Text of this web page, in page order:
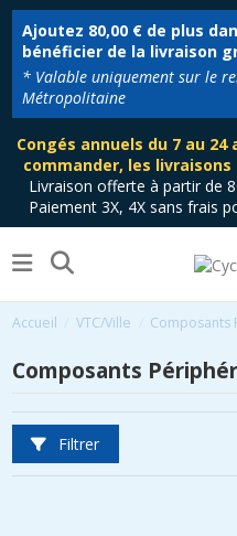
Ajoutez 80,00 €de plus
bénéficier de la livraison
* Valable uniquement sur le
Métropolitaine
Congés annuels du 7 au
commander, les
Livraison offerte à partir de
Paiement 3X, 4X sans frais
Accueil VTC/Ville Composants
Composants
Filtrer